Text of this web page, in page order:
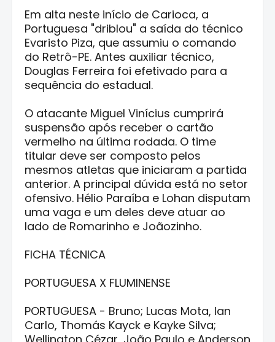
Em alta neste início de Carioca, a
Portuguesa "driblou" a saída do técnico
Evaristo Piza, que assumiu o comando
do Retrô-PE. Antes auxiliar técnico,
Douglas Ferreira foi efetivado para a
sequência do estadual.
O atacante Miguel Vinícius cumprirá
suspensão após receber o cartão
vermelho na última rodada. O time
titular deve ser composto pelos
mesmos atletas que iniciaram a partida
anterior. A principal dúvida está no setor
ofensivo. Hélio Paraíba e Lohan disputam
uma vaga e um deles deve atuar ao
lado de Romarinho e Joãozinho.
FICHA TÉCNICA
PORTUGUESA X FLUMINENSE
PORTUGUESA - Bruno; Lucas Mota, Ian
Carlo, Thomás Kayck e Kayke Silva;